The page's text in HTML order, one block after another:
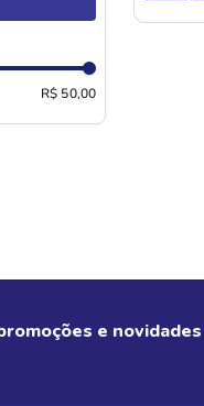
R$ 50,00
e